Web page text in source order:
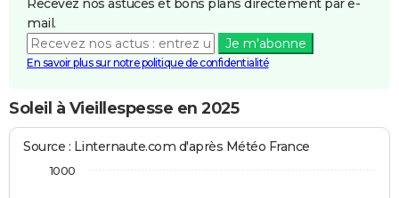
Recevez nos astuces et bons plans directement par e-
mail.
Je m'abonne
En savoir plus sur notre politique de confidentialité
Soleil à Vieillespesse en 2025
Source : Linternaute.com d'après Météo France
1000